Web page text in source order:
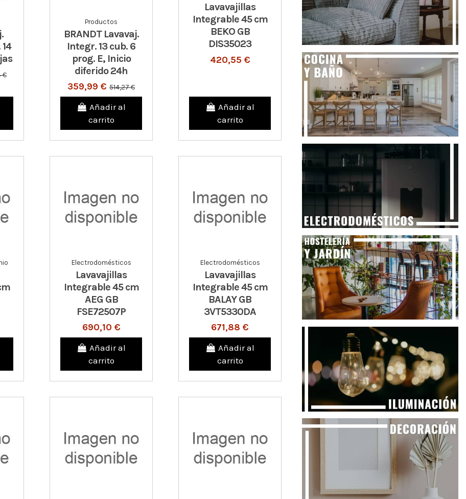
€
Productos
BRANDT Lavavaj.
Integr. 13 cub. 6
prog. E, Inicio
diferido 24h
359,99 € 514,27 €
Añadir al
carrito
Lavavajillas
Integrable 45 cm
BEKO GB
DIS35023
420,55 €
Añadir al
carrito
Electrodomésticos
Lavavajillas
Integrable 45 cm
AEG GB
FSE72507P
690,10 €
Añadir al
carrito
Electrodomésticos
Lavavajillas
Integrable 45 cm
BALAY GB
3VT5330DA
671,88 €
Añadir al
carrito